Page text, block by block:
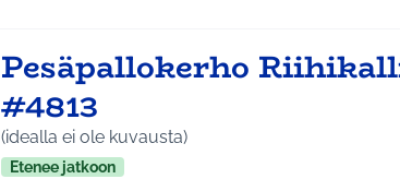
Pesäpallokerho
#4813
(idealla ei ole kuvausta)
Etenee jatkoon